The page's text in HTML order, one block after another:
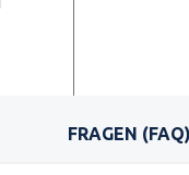
FRAGEN (FAQ)